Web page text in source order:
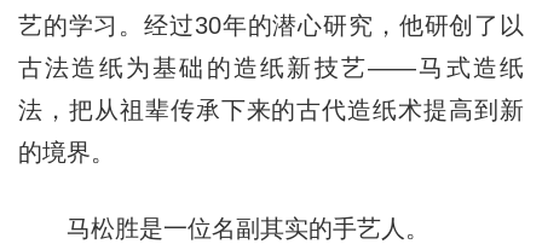
艺的学习。经过30年的潜心研究，他研创了以
古法造纸为基础的造纸新技艺——马式造纸
法，把从祖辈传承下来的古代造纸术提高到新
的境界。
马松胜是一位名副其实的手艺人。